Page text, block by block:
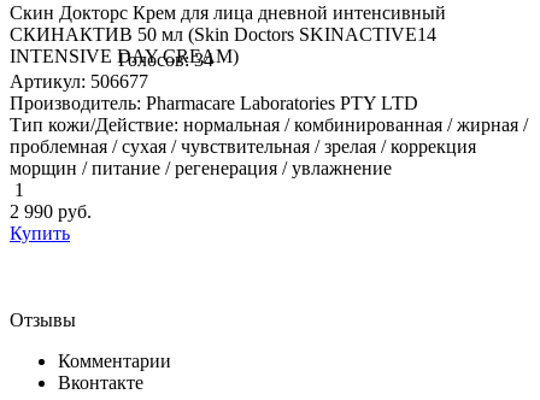
Скин Докторс Крем для лица дневной интенсивный
СКИНАКТИВ 50 мл (Skin Doctors SKINACTIVE14
INTENSIVE DAY CREAM)
Голосов: 34
Артикул: 506677
Производитель: Pharmacare Laboratories PTY LTD
Тип кожи/Действие: нормальная / комбинированная / жирная /
проблемная / сухая / чувствительная / зрелая / коррекция
морщин / питание / регенерация / увлажнение
1
2 990 руб.
Купить
Отзывы
Комментарии
Вконтакте